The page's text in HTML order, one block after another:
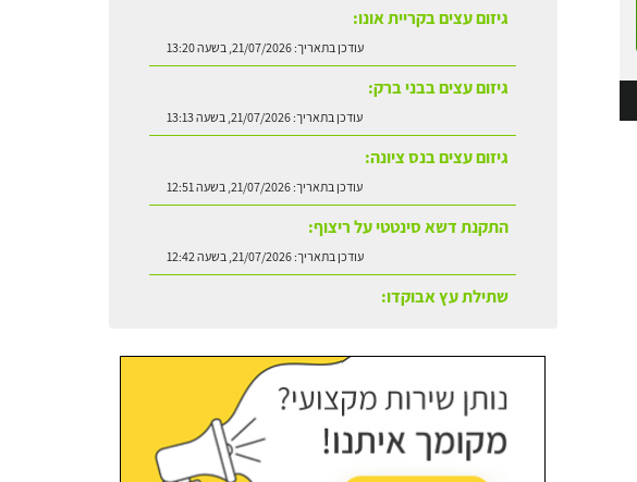
גיזום עצים בקריית אונו:
עודכן בתאריך:21/07/2026, בשעה 13:20
גיזום עצים בבני ברק:
עודכן בתאריך:21/07/2026, בשעה 13:13
גיזום עצים בנס ציונה:
עודכן בתאריך:21/07/2026, בשעה 12:51
התקנת דשא סינטטי על ריצוף:
עודכן בתאריך:21/07/2026, בשעה 12:42
שתילת עץ אבוקדו: